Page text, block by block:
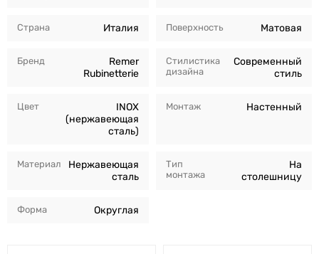
Страна Италия
Бренд
Remer
Rubinetterie
Цвет
INOX
(нержавеющая
сталь)
Материал
Нержавеющая
сталь
Форма Округлая
Поверхность Матовая
Стилистика
дизайна
Современный
стиль
Монтаж Настенный
Тип
монтажа
На
столешницу